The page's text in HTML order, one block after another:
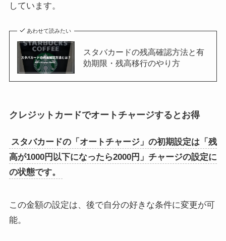
しています。
あわせて読みたい
スタバカードの残高確認方法と有
効期限・残高移行のやり方
クレジットカードでオートチャージするとお得
スタバカードの「オートチャージ」の初期設定は「残
高が1000円以下になったら2000円」チャージの設定に
の状態です。
この金額の設定は、後で自分の好きな条件に変更が可
能。